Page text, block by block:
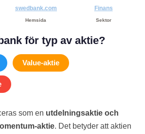
swedbank.com
Hemsida
Finans
Sektor
för typ av aktie?
Value-aktie
som en utdelningsaktie och
aktie. Det betyder att aktien